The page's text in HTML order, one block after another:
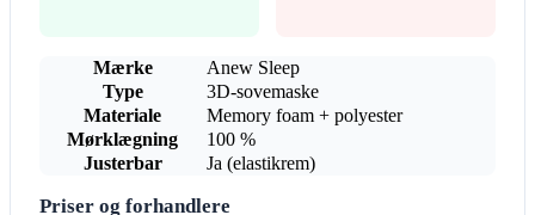
Mærke
Anew Sleep
Type
3D-sovemaske
Materiale
Memory foam + polyester
Mørklægning
100 %
Justerbar
Ja (elastikrem)
Priser og forhandlere